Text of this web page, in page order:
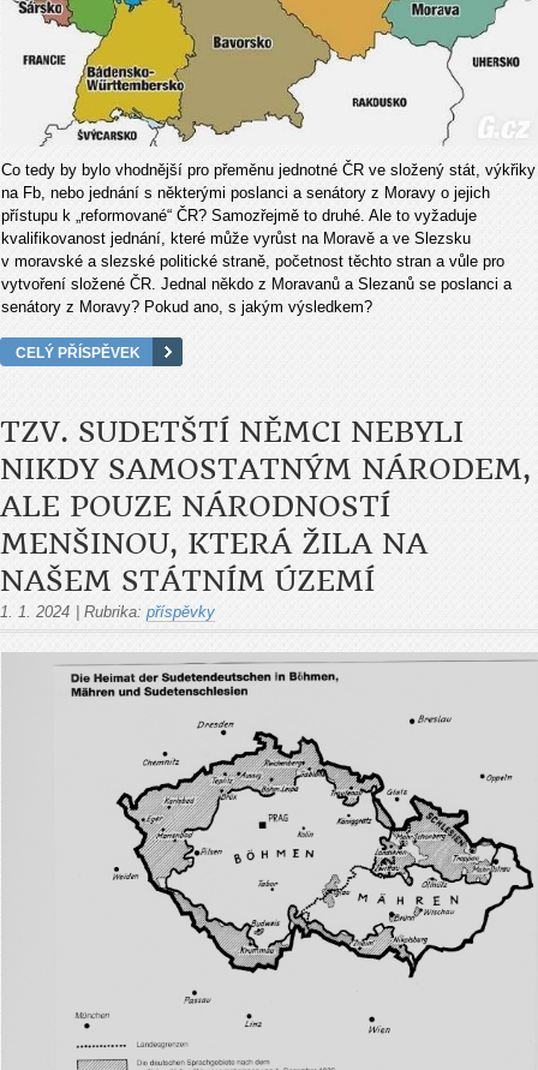
Co tedy by bylo vhodnější pro přeměnu jednotné ČR ve složený stát, výkřiky
na Fb, nebo jednání s některými poslanci a senátory z Moravy o jejich
přístupu k „reformované“ ČR? Samozřejmě to druhé. Ale to vyžaduje
kvalifikovanost jednání, které může vyrůst na Moravě a ve Slezsku
v moravské a slezské politické straně, početnost těchto stran a vůle pro
vytvoření složené ČR. Jednal někdo z Moravanů a Slezanů se poslanci a
senátory z Moravy? Pokud ano, s jakým výsledkem?
CELÝ PŘÍSPĚVEK
TZV. SUDETŠTÍ NĚMCI NEBYLI
NIKDY SAMOSTATNÝM NÁRODEM,
ALE POUZE NÁRODNOSTÍ
MENŠINOU, KTERÁ ŽILA NA
NAŠEM STÁTNÍM ÚZEMÍ
1. 1. 2024 Rubrika: příspěvky